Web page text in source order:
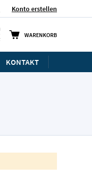
Konto erstellen
WARENKORB
KONTAKT